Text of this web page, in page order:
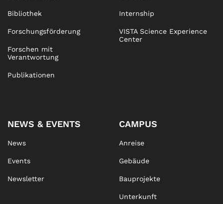
Bibliothek
Forschungsförderung
Forschen mit
Verantwortung
Publikationen
Internship
VISTA Science Experience
Center
NEWS & EVENTS
News
Events
Newsletter
CAMPUS
Anreise
Gebäude
Bauprojekte
Unterkunft